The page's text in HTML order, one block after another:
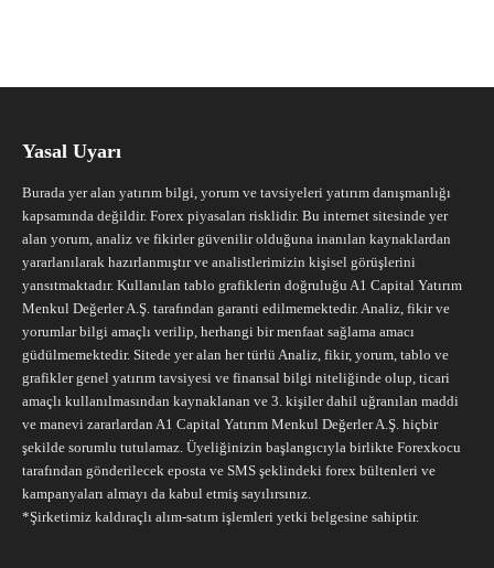
Yasal Uyarı
Burada yer alan yatırım bilgi, yorum ve tavsiyeleri yatırım danışmanlığı
kapsamında değildir. Forex piyasaları risklidir. Bu internet sitesinde yer
alan yorum, analiz ve fikirler güvenilir olduğuna inanılan kaynaklardan
yararlanılarak hazırlanmıştır ve analistlerimizin kişisel görüşlerini
yansıtmaktadır. Kullanılan tablo grafiklerin doğruluğu A1 Capital Yatırım
Menkul Değerler A.Ş. tarafından garanti edilmemektedir. Analiz, fikir ve
yorumlar bilgi amaçlı verilip, herhangi bir menfaat sağlama amacı
güdülmemektedir. Sitede yer alan her türlü Analiz, fikir, yorum, tablo ve
grafikler genel yatırım tavsiyesi ve finansal bilgi niteliğinde olup, ticari
amaçlı kullanılmasından kaynaklanan ve 3. kişiler dahil uğranılan maddi
ve manevi zararlardan A1 Capital Yatırım Menkul Değerler A.Ş. hiçbir
şekilde sorumlu tutulamaz. Üyeliğinizin başlangıcıyla birlikte Forexkocu
tarafından gönderilecek eposta ve SMS şeklindeki forex bültenleri ve
kampanyaları almayı da kabul etmiş sayılırsınız.
*Şirketimiz kaldıraçlı alım-satım işlemleri yetki belgesine sahiptir.